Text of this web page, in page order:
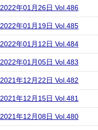
2022年01月26日 Vol.486
2022年01月19日 Vol.485
2022年01月12日 Vol.484
2022年01月05日 Vol.483
2021年12月22日 Vol.482
2021年12月15日 Vol.481
2021年12月08日 Vol.480